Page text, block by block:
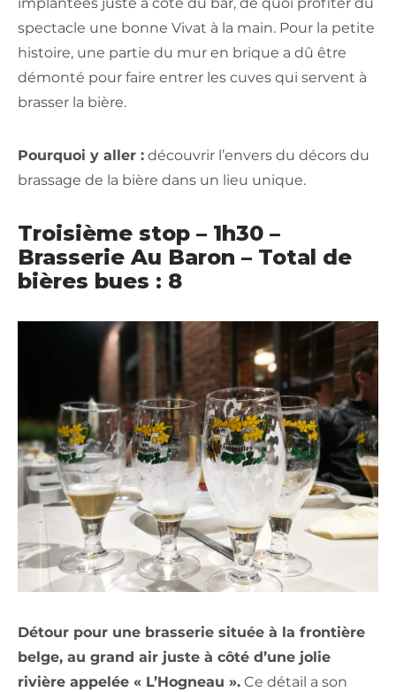
spectacle une bonne Vivat à la main. Pour la petite
histoire, une partie du mur en brique a dû être
démonté pour faire entrer les cuves qui servent à
brasser la bière.
Pourquoi y aller : découvrir l’envers du décors du
brassage de la bière dans un lieu unique.
Troisième stop – 1h30 –
Brasserie Au Baron – Total de
bières bues : 8
Détour pour une brasserie située à la frontière
belge, au grand air juste à côté d’une jolie
rivière appelée « L’Hogneau ». Ce détail a son